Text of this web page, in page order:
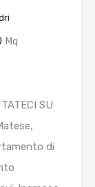
Mq
SU
di